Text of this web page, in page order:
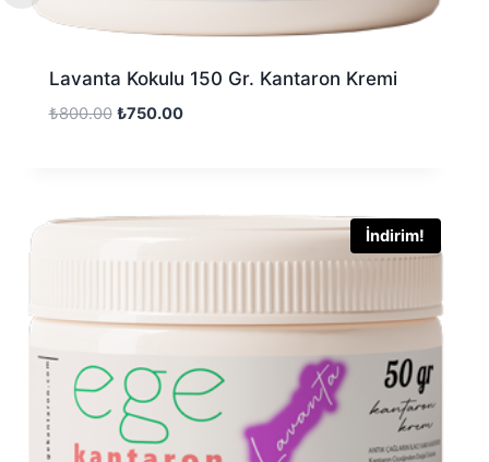
Lavanta Kokulu 150 Gr. Kantaron Kremi
₺800.00 ₺750.00
İndirim!